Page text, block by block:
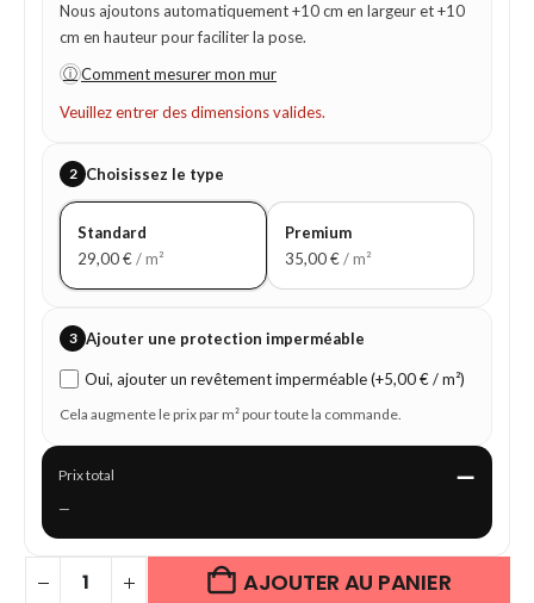
Nous ajoutons automatiquement +10 cm en largeur et +10
cm en hauteur pour faciliter la pose.
ⓘ Comment mesurer mon mur
Veuillez entrer des dimensions valides.
2 Choisissez le type
Standard
29,00€/ m²
Premium
35,00€/ m²
3 Ajouter une protection imperméable
Oui, ajouter un revêtement imperméable (+5,00 € / m²)
Cela augmente le prix par m² pour toute la commande.
Prix total —
—
AJOUTER AU PANIER